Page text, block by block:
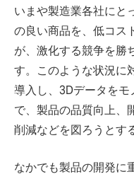
いまや製造業各社にと
の良い商品を、低コス
が、激化する競争を勝
す。このような状況に
導入し、3Dデータを
で、製品の品質向上、
削減などを図ろうとす
なかでも製品の開発に